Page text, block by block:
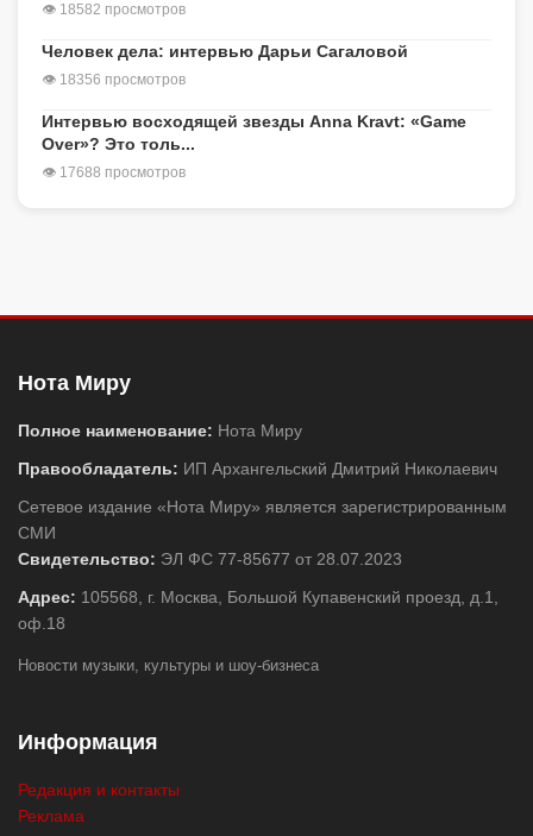
👁 18582 просмотров
Человек дела: интервью Дарьи Сагаловой
👁 18356 просмотров
Интервью восходящей звезды Anna Kravt: «Game
Over»? Это толь...
👁 17688 просмотров
Нота Миру
Полное наименование: Нота Миру
Правообладатель: ИП Архангельский Дмитрий Николаевич
Сетевое издание «Нота Миру» является зарегистрированным
СМИ
Свидетельство: ЭЛ ФС 77-85677 от 28.07.2023
Адрес: 105568, г. Москва, Большой Купавенский проезд, д.1,
оф.18
Новости музыки, культуры и шоу-бизнеса
Информация
Редакция и контакты
Реклама